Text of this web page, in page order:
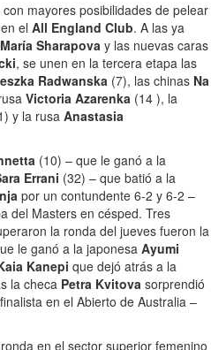
mayores posibilidades de pelear
el All England Club. A las ya
María Sharapova y las nuevas caras
, se unen en la tercera etapa las
Radwanska (7), las chinas Na
Victoria Azarenka (14 ), la
y la rusa Anastasia
(10) – que le ganó a la
Errani (32) – que batió a la
por un contundente 6-2 y 6-2 –
del Masters en césped. Tres
la ronda del jueves fueron la
le ganó a la japonesa Ayumi
Kanepi que dejó atrás a la
la checa Petra Kvitova sorprendió
en el Abierto de Australia –
en el sector superior femenino